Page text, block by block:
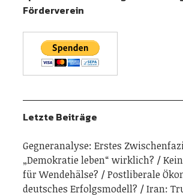
Förderverein
Letzte Beiträge
Gegneranalyse: Erstes
„Demokratie leben“ wirklich?
für Wendehälse?
Postliberale
deutsches Erfolgsmodell?
Iran: